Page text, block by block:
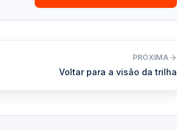
PRÓXIMA
Voltar para a visão da trilha